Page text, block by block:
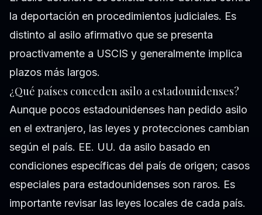
la deportación en procedimientos judiciales. Es
distinto al asilo afirmativo que se presenta
proactivamente a USCIS y generalmente implica
plazos más largos.
¿Qué países conceden asilo a estadounidenses?
Aunque pocos estadounidenses han pedido asilo
en el extranjero, las leyes y protecciones cambian
según el país. EE. UU. da asilo basado en
condiciones específicas del país de origen; casos
especiales para estadounidenses son raros. Es
importante revisar las leyes locales de cada país.